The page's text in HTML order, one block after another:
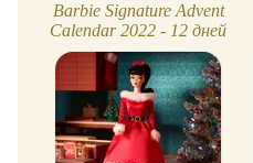
Barbie Signature Advent
Calendar 2022 - 12 дней
Рождества